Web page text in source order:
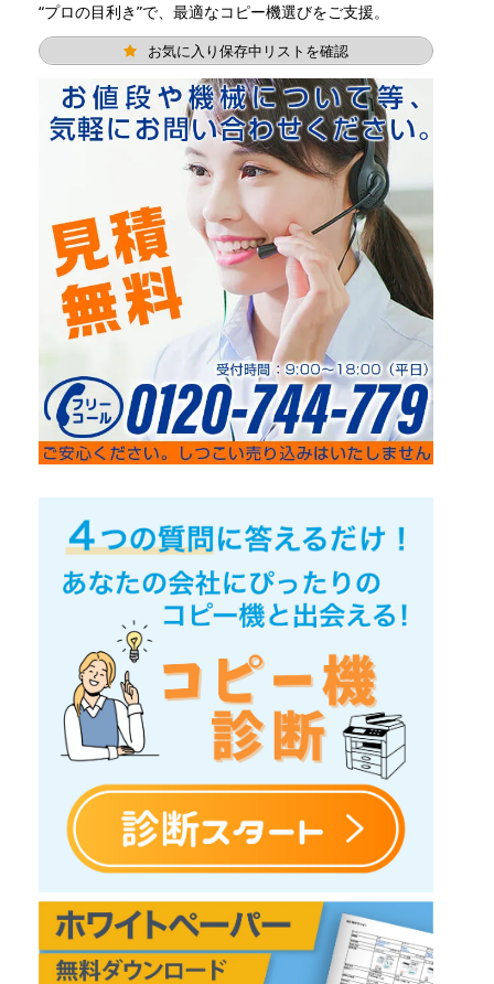
“プロの目利き”で、最適なコピー機選びをご支援。
お気に入り保存中リストを確認